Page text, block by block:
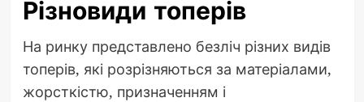
Різновиди топерів
На ринку представлено безліч різних видів
топерів, які розрізняються за матеріалами,
жорсткістю, призначенням і